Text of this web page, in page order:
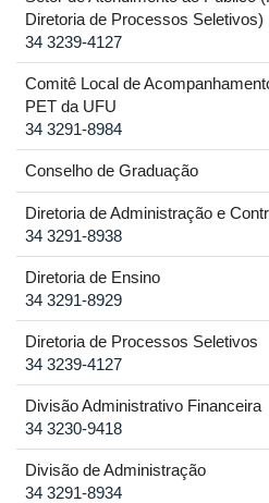
Diretoria de Processos Seletivos)
34 3239-4127
Comitê Local de
PET da UFU
34 3291-8984
Conselho de Graduação
Diretoria de Administração e
34 3291-8938
Diretoria de Ensino
34 3291-8929
Diretoria de Processos Seletivos
34 3239-4127
Divisão Administrativo Financeira
34 3230-9418
Divisão de Administração
34 3291-8934